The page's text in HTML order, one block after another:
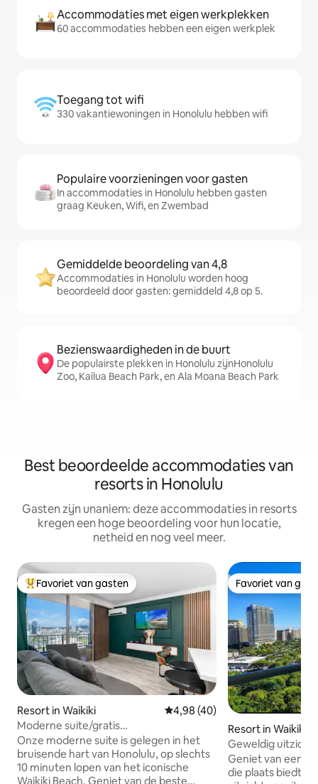
Accommodaties met eigen werkplekken
60 accommodaties hebben een eigen werkplek
Toegang tot wifi
330 vakantiewoningen in Honolulu hebben wifi
Populaire voorzieningen voor gasten
In accommodaties in Honolulu hebben gasten
graag Keuken, Wifi, en Zwembad
Gemiddelde beoordeling van 4,8
Accommodaties in Honolulu worden hoog
beoordeeld door gasten: gemiddeld 4,8 op 5.
Bezienswaardigheden in de buurt
De populairste plekken in Honolulu zijnHonolulu
Zoo, Kailua Beach Park, en Ala Moana Beach Park
Best beoordeelde accommodaties van
resorts in Honolulu
Gasten zijn unaniem: deze accommodaties in resorts
kregen een hoge beoordeling voor hun locatie,
netheid en nog veel meer.
Topfavoriet van gasten
Favoriet van gasten
Resort in Waikiki Gemiddelde beoordeling van
4,98 (40)
Moderne suite/gratis
parkeren/uitzicht/airconditioning/kingsize
bed/keuken
Onze moderne suite is gelegen in het
bruisende hart van Honolulu, op slechts
10 minuten lopen van het iconische
Waikiki Beach. Geniet van de beste
Favoriet van
Favoriet van
Resort in Waikiki
Geweldig uitzicht
Waikiki!
Geniet van een
die plaats biedt